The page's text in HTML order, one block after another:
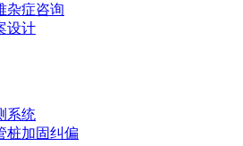
杂症咨询
设计
系统
桩加固纠偏